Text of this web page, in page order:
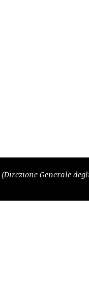
(Direzione Generale